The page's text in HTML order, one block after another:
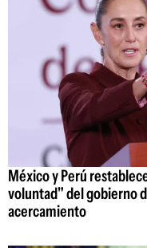
México y Perú
voluntad" del gobierno
acercamiento